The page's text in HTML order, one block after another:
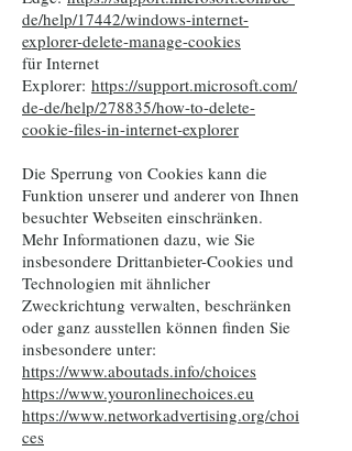
de/help/17442/windows-internet-
explorer-delete-manage-cookies
für Internet
Explorer: https://support.microsoft.com/
de-de/help/278835/how-to-delete-
cookie-files-in-internet-explorer
Die Sperrung von Cookies kann die
Funktion unserer und anderer von Ihnen
besuchter Webseiten einschränken.
Mehr Informationen dazu, wie Sie
insbesondere Drittanbieter-Cookies und
Technologien mit ähnlicher
Zweckrichtung verwalten, beschränken
oder ganz ausstellen können finden Sie
insbesondere unter:
https://www.aboutads.info/choices
https://www.youronlinechoices.eu
https://www.networkadvertising.org/choi
ces